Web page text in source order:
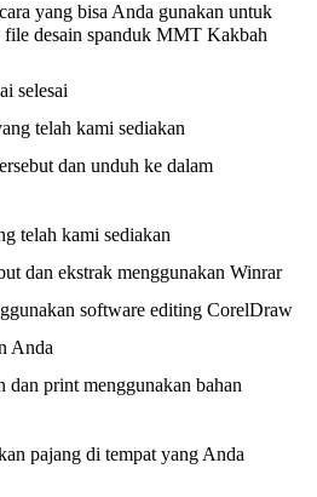
yang bisa Anda gunakan untuk
file desain spanduk MMT Kakbah
selesai
telah kami sediakan
dan unduh ke dalam
telah kami sediakan
dan ekstrak menggunakan Winrar
software editing CorelDraw
Anda
dan print menggunakan bahan
pajang di tempat yang Anda